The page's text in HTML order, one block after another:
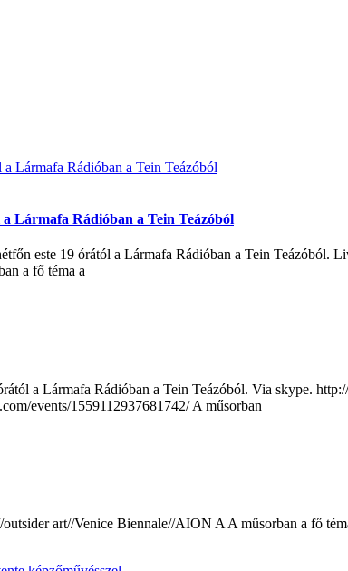
Lármafa Rádióban a Tein Teázóból
este 19 órától a Lármafa Rádióban a Tein Teázóból.
a fő téma a
a Lármafa Rádióban a Tein Teázóból. Via skype.
events/1559112937681742/ A műsorban
art//Venice Biennale//AION A A műsorban a fő